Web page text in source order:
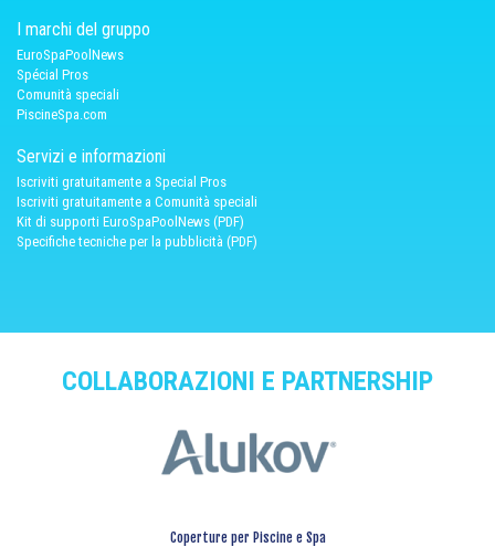
I marchi del gruppo
EuroSpaPoolNews
Spécial Pros
Comunità speciali
PiscineSpa.com
Servizi e informazioni
Iscriviti gratuitamente a Special Pros
Iscriviti gratuitamente a Comunità speciali
Kit di supporti EuroSpaPoolNews (PDF)
Specifiche tecniche per la pubblicità (PDF)
COLLABORAZIONI E PARTNERSHIP
Coperture per Piscine e Spa